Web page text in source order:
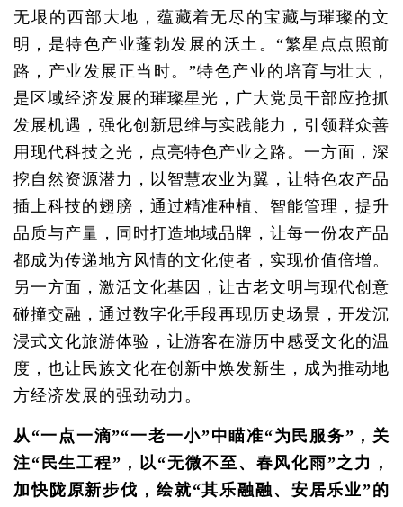
无垠的西部大地，蕴藏着无尽的宝藏与璀璨的文
明，是特色产业蓬勃发展的沃土。“繁星点点照前
路，产业发展正当时。”特色产业的培育与壮大，
是区域经济发展的璀璨星光，广大党员干部应抢抓
发展机遇，强化创新思维与实践能力，引领群众善
用现代科技之光，点亮特色产业之路。一方面，深
挖自然资源潜力，以智慧农业为翼，让特色农产品
插上科技的翅膀，通过精准种植、智能管理，提升
品质与产量，同时打造地域品牌，让每一份农产品
都成为传递地方风情的文化使者，实现价值倍增。
另一方面，激活文化基因，让古老文明与现代创意
碰撞交融，通过数字化手段再现历史场景，开发沉
浸式文化旅游体验，让游客在游历中感受文化的温
度，也让民族文化在创新中焕发新生，成为推动地
方经济发展的强劲动力。
从“一点一滴”“一老一小”中瞄准“为民服务”，关
注“民生工程”，以“无微不至、春风化雨”之力，
加快陇原新步伐，绘就“其乐融融、安居乐业”的